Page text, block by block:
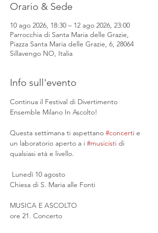
Orario & Sede
10 ago 2026, 18:30 – 12 ago 2026, 23:00
Parrocchia di Santa Maria delle Grazie,
Piazza Santa Maria delle Grazie, 6, 28064
Sillavengo NO, Italia
Info sull'evento
Continua il Festival di Divertimento
Ensemble Milano In Ascolto!
Questa settimana ti aspettano #concerti e
un laboratorio aperto a i #musicisti di
qualsiasi età e livello.
Lunedì 10 agosto
Chiesa di S. Maria alle Fonti
MUSICA E ASCOLTO
ore 21. Concerto